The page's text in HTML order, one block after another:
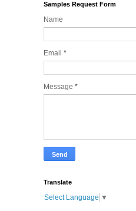
Samples Request Form
Name
Email *
Message *
Translate
Select Language ▼